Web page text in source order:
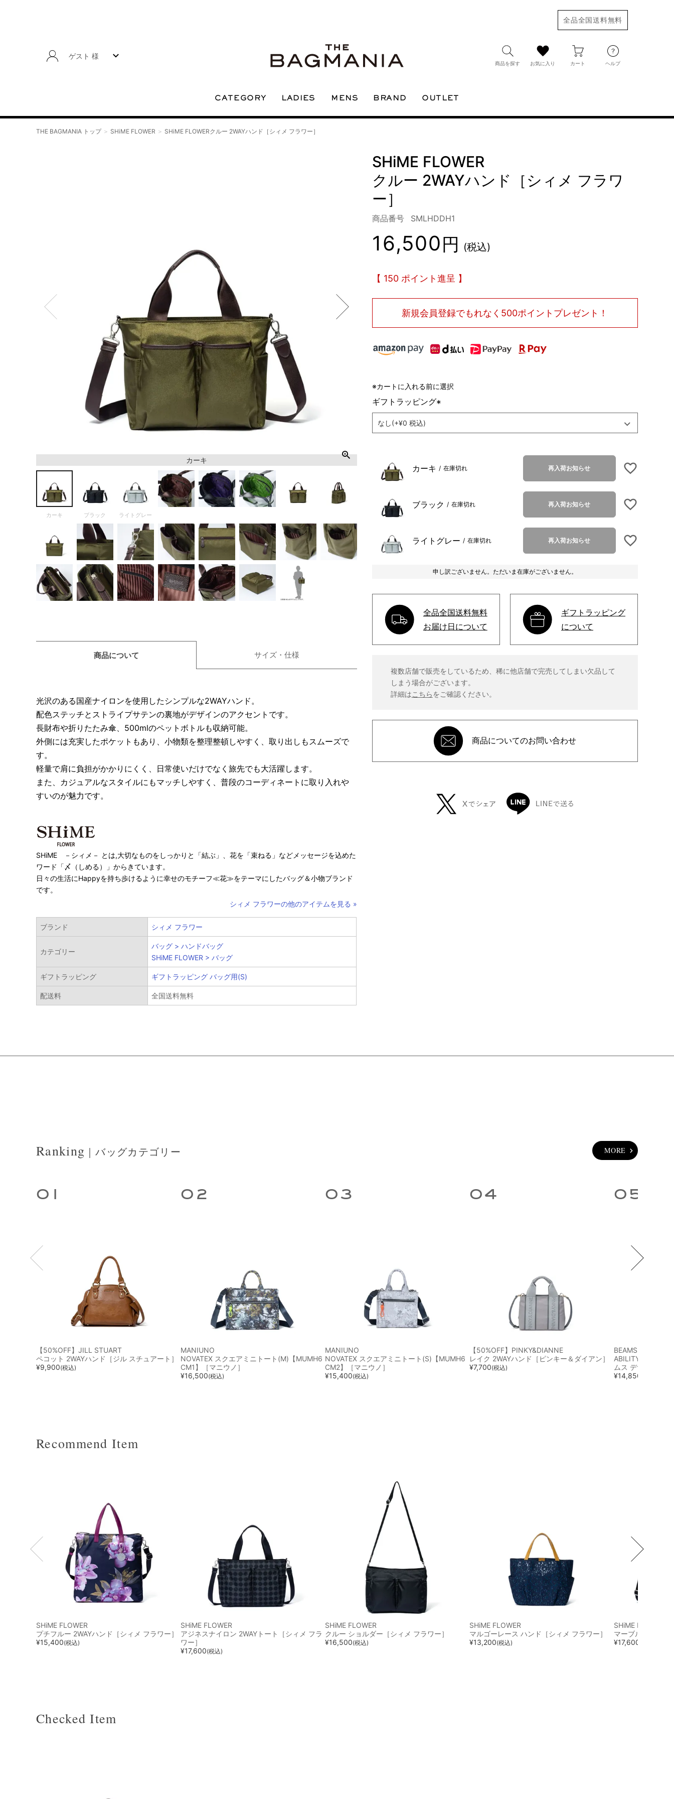
全品全国送料無料
ゲスト 様
商品を探す お気に入り カート ヘルプ
CATEGORY LADIES MENS BRAND OUTLET
メインカテゴリー
THE BAGMANIA トップ SHiME FLOWER SHiME FLOWERクルー 2WAYハンド［シィメ フラワー］
カーキ ブラック
カーキ ブラック ライトグレー
商品について サイズ・仕様
光沢のある国産ナイロンを使用したシンプルな2WAYハンド。
配色ステッチとストライプサテンの裏地がデザインのアクセントです。
長財布や折りたたみ傘、500mlのペットボトルも収納可能。
外側には充実したポケットもあり、小物類を整理整頓しやすく、取り出しもスムーズで
す。
軽量で肩に負担がかかりにくく、日常使いだけでなく旅先でも大活躍します。
また、カジュアルなスタイルにもマッチしやすく、普段のコーディネートに取り入れや
すいのが魅力です。
SHiME －シィメ－ とは,大切なものをしっかりと「結ぶ」、花を「束ねる」などメッセージを込めた
ワード「〆（しめる）」からきています。
日々の生活にHappyを持ち歩けるように幸せのモチーフ≪花≫をテーマにしたバッグ＆小物ブランド
です。
シィメ フラワーの他のアイテムを見る »
ブランド シィメ フラワー
カテゴリー
バッグ > ハンドバッグ
SHiME FLOWER > バッグ
ギフトラッピング ギフトラッピング バッグ用(S)
配送料 全国送料無料
SHiME FLOWER
クルー 2WAYハンド［シィメ フラワ
ー］
商品番号 SMLHDDH1
16,500 税込
150 ポイント進呈
新規会員登録でもれなく500ポイントプレゼント！
※カートに入れる前に選択
ギフトラッピング
カーキ
在庫切れ 再入荷お知らせ
ブラック 在庫切れ 再入荷お知らせ
ライトグレー 在庫切れ 再入荷お知らせ
申し訳ございません。ただいま在庫がございません。
全品全国送料無料
お届け日について
ギフトラッピング
について
複数店舗で販売をしているため、稀に他店舗で完売してしまい欠品して
しまう場合がございます。
詳細はこちらをご確認ください。
商品についてのお問い合わせ
Ranking ｜バッグカテゴリー MORE
1
【50%OFF】JILL STUART
ペコット 2WAYハンド［ジル スチュアート］
¥9,900(税込)
2
MANIUNO
NOVATEX スクエアミニトート(M)【MUMH6
CM1】［マニウノ］
¥16,500(税込)
3
MANIUNO
NOVATEX スクエアミニトート(S)【MUMH6
CM2】［マニウノ］
¥15,400(税込)
4
【50%OFF】PINKY&DIANNE
レイク 2WAYハンド［ピンキー＆ダイアン］
¥7,700(税込)
5
BEAMS DESIGN
ABILITY トートバ
ムス デザイン］
¥14,850
Recommend Item
SHiME FLOWER
プチフルー 2WAYハンド［シィメ フラワー］
¥15,400(税込)
SHiME FLOWER
アジネスナイロン 2WAYトート［シィメ フラ
ワー］
¥17,600(税込)
SHiME FLOWER
クルー ショルダー［シィメ フラワー］
¥16,500(税込)
SHiME FLOWER
マルゴーレース ハンド［シィメ フラワー］
¥13,200(税込)
SHiME FLOWER
マーブル 2WAYト
¥17,600
Checked Item